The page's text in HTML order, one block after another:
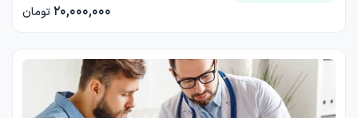
20,000,000تومان